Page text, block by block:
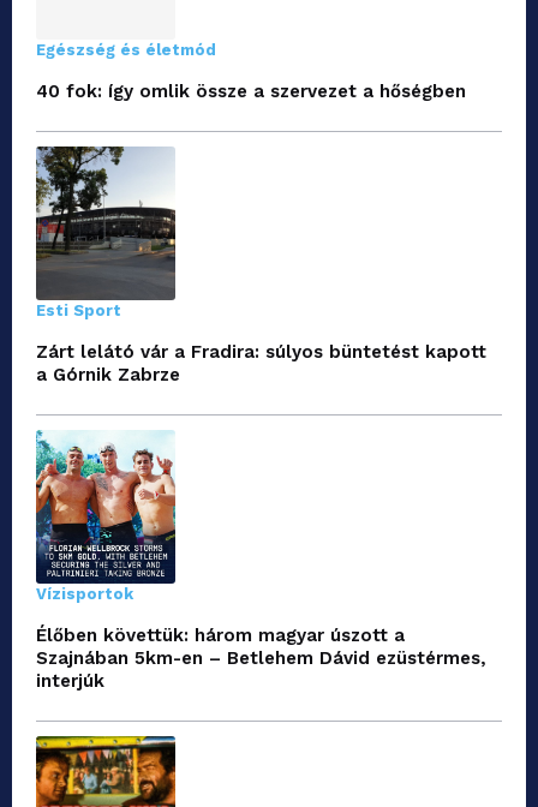
Egészség és életmód
40 fok: így omlik össze a szervezet a hőségben
Esti Sport
Zárt lelátó vár a Fradira: súlyos büntetést kapott
a Górnik Zabrze
Vízisportok
Élőben követtük: három magyar úszott a
Szajnában 5km-en – Betlehem Dávid ezüstérmes,
interjúk